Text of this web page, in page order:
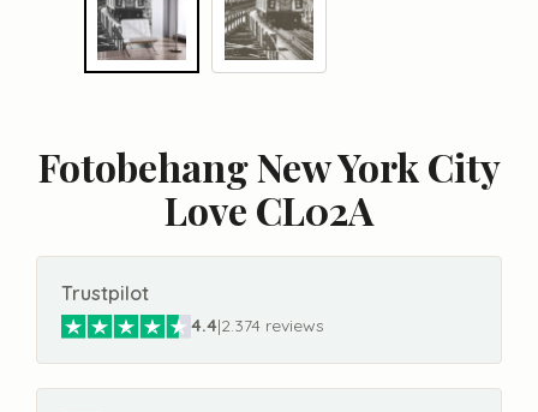
Fotobehang New York City
Love CL02A
Trustpilot
4.4|2.374 reviews